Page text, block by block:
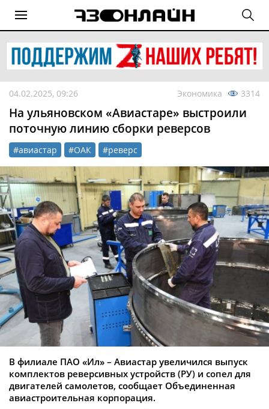
04.02.2025, 09:26 Экономика 3314
На ульяновском «Авиастаре» выстроили
поточную линию сборки реверсов
#авиастар #ОАК #реверс
В филиале ПАО «Ил» – Авиастар увеличился выпуск
комплектов реверсивных устройств (РУ) и сопел для
двигателей самолетов, сообщает Объединенная
авиастроительная корпорация.